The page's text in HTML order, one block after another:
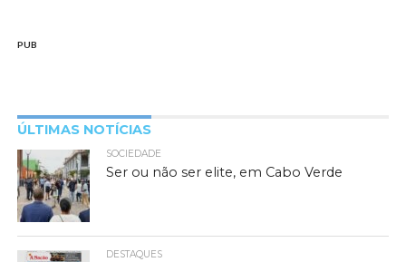
PUB
ÚLTIMAS NOTÍCIAS
SOCIEDADE
Ser ou não ser elite, em Cabo Verde
DESTAQUES